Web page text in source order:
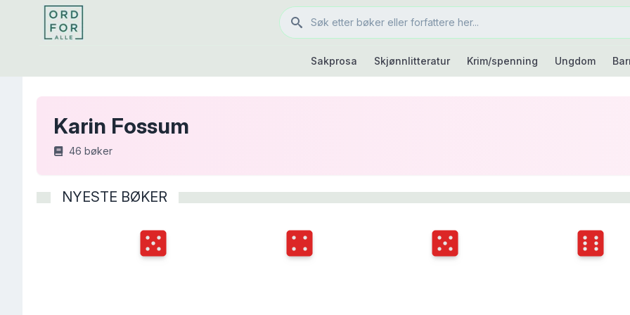
Sakprosa Skjønnlitteratur Krim/spenning Ungdom
Karin Fossum
46 bøker
NYESTE BØKER
Terningkast Terningkast Terningkast